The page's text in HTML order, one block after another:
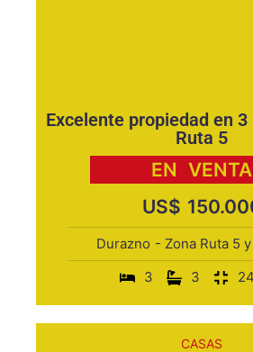
Excelente propiedad en
Ruta 5
EN VENTA
US$
Durazno - Zona Ruta 5
3
3
CASAS